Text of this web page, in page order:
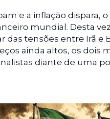
e a inflação dispara, o
mundial. Desta
das tensões entre Irã e
ainda altos, os dois
diante de uma